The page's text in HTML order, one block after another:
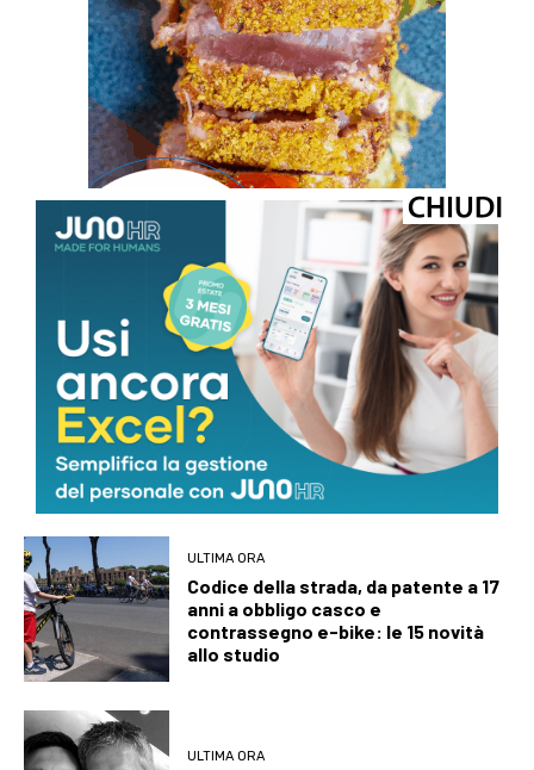
ULTIMI ARTICOLI
ULTIMA ORA
Codice della strada, da patente a 17
anni a obbligo casco e
contrassegno e-bike: le 15 novità
allo studio
ULTIMA ORA